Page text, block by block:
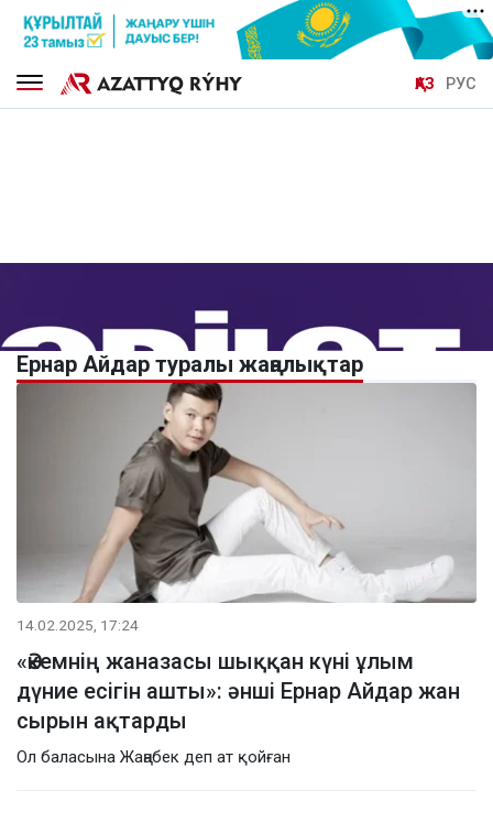
ҚАЗ РУС
Ернар Айдар туралы жаңалықтар
14.02.2025, 17:24
«Әкемнің жаназасы шыққан күні ұлым
дүние есігін ашты»: әнші Ернар Айдар жан
сырын ақтарды
Ол баласына Жаңабек деп ат қойған